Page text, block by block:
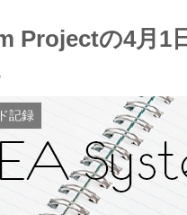
Projectの4月1
記録